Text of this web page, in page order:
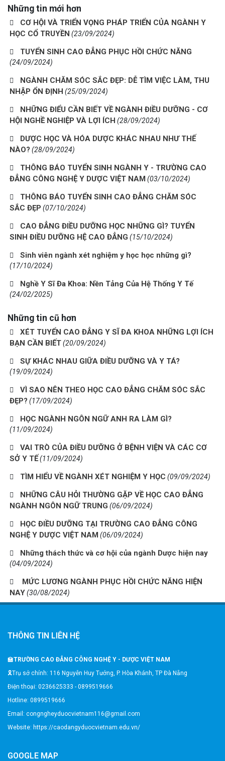
Những tin mới hơn
CƠ HỘI VÀ TRIỂN VỌNG PHÁP TRIỂN CỦA NGÀNH Y
HỌC CỔ TRUYỀN (23/09/2024)
TUYỂN SINH CAO ĐẲNG PHỤC HỒI CHỨC NĂNG
(24/09/2024)
NGÀNH CHĂM SÓC SẮC ĐẸP: DỄ TÌM VIỆC LÀM, THU
NHẬP ỔN ĐỊNH (25/09/2024)
NHỮNG ĐIỂU CẦN BIẾT VỀ NGÀNH ĐIỀU DƯỠNG - CƠ
HỘI NGHỀ NGHIỆP VÀ LỢI ÍCH (28/09/2024)
DƯỢC HỌC VÀ HÓA DƯỢC KHÁC NHAU NHƯ THẾ
NÀO? (28/09/2024)
THÔNG BÁO TUYỂN SINH NGÀNH Y - TRƯỜNG CAO
ĐẲNG CÔNG NGHỆ Y DƯỢC VIỆT NAM (03/10/2024)
THÔNG BÁO TUYỂN SINH CAO ĐẲNG CHĂM SÓC
SẮC ĐẸP (07/10/2024)
CAO ĐẲNG ĐIỀU DƯỠNG HỌC NHỮNG GÌ? TUYỂN
SINH ĐIỀU DƯỠNG HỆ CAO ĐẲNG (15/10/2024)
Sinh viên ngành xét nghiệm y học học những gì?
(17/10/2024)
Nghề Y Sĩ Đa Khoa: Nền Tảng Của Hệ Thống Y Tế
(24/02/2025)
Những tin cũ hơn
XÉT TUYỂN CAO ĐẲNG Y SĨ ĐA KHOA NHỮNG LỢI ÍCH
BẠN CẦN BIẾT(20/09/2024)
SỰ KHÁC NHAU GIỮA ĐIỀU DƯỠNG VÀ Y TÁ?
(19/09/2024)
VÌ SAO NÊN THEO HỌC CAO ĐẲNG CHĂM SÓC SẮC
ĐẸP? (17/09/2024)
HỌC NGÀNH NGÔN NGỮ ANH RA LÀM GÌ?
(11/09/2024)
VAI TRÒ CỦA ĐIỀU DƯỠNG Ở BỆNH VIỆN VÀ CÁC CƠ
SỞ Y TẾ(11/09/2024)
TÌM HIỂU VỀ NGÀNH XÉT NGHIỆM Y HỌC (09/09/2024)
NHỮNG CÂU HỎI THƯỜNG GẶP VỀ HỌC CAO ĐẲNG
NGÀNH NGÔN NGỮ TRUNG (06/09/2024)
HỌC ĐIỀU DƯỠNG TẠI TRƯỜNG CAO ĐẲNG CÔNG
NGHỆ Y DƯỢC VIỆT NAM (06/09/2024)
Những thách thức và cơ hội của ngành Dược hiện nay
(04/09/2024)
MỨC LƯƠNG NGÀNH PHỤC HỒI CHỨC NĂNG HIỆN
NAY(30/08/2024)
THÔNG TIN LIÊN HỆ
🏫TRƯỜNG CAO ĐẲNG CÔNG NGHỆ Y - DƯỢC VIỆT NAM
🎗️Trụ sở chính: 116 Nguyễn Huy Tưởng, P. Hòa Khánh, TP Đà Nẵng
Điện thoại: 0236625333 - 0899519666
Hotline: 0899519666
Email: congngheyduocvietnam116@gmail.com
Website: https://caodangyduocvietnam.edu.vn/
GOOGLE MAP